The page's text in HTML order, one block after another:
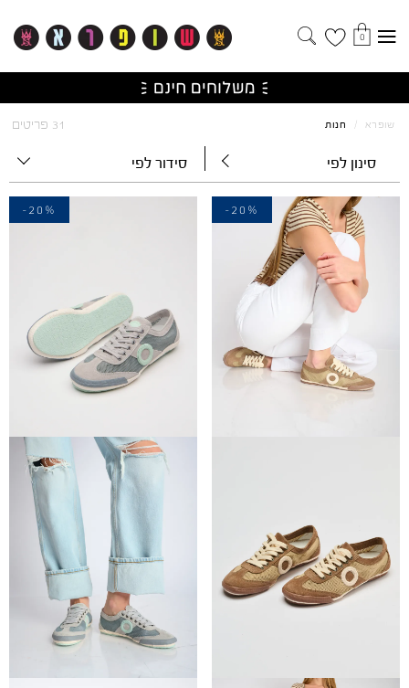
0
שופרא / חנות
סינון לפי
31 פריטים
סידור לפי
-20%
-20%